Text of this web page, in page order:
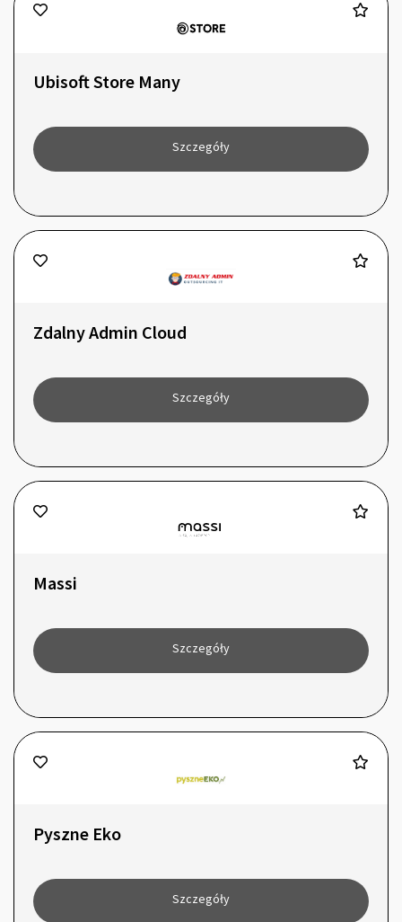
Ubisoft Store Many
Szczegóły
Zdalny Admin Cloud
Szczegóły
Massi
Szczegóły
Pyszne Eko
Szczegóły